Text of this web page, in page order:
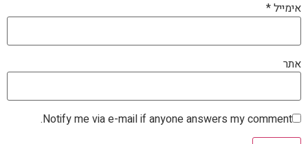
אימייל*
אתר
Notify me via e-mail if anyone answers my comment.